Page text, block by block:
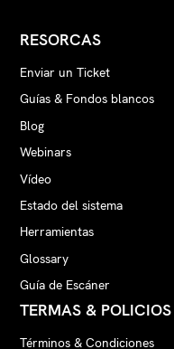
RESORCAS
Enviar un Ticket
Guías & Fondos blancos
Blog
Webinars
Vídeo
Estado del sistema
Herramientas
Glossary
Guía de Escáner
TERMAS & POLICIOS
Términos & Condiciones